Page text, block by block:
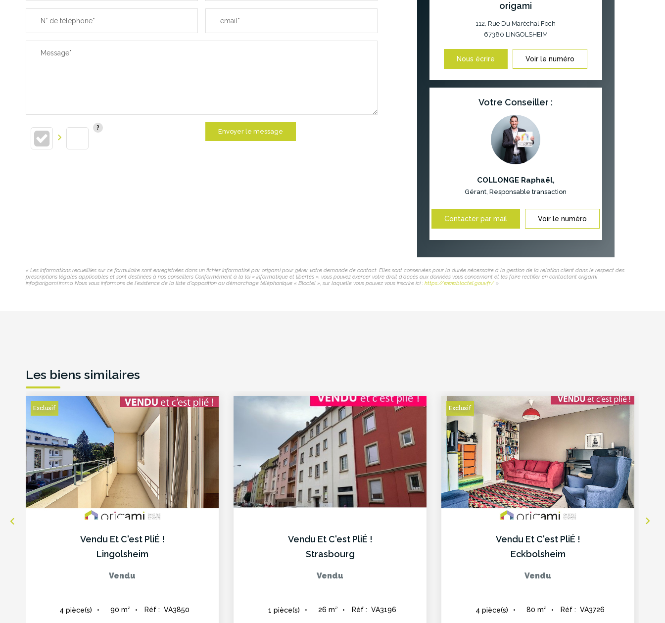
N° de téléphone* email*
Message*
Envoyer le message
origami
112, Rue Du Maréchal Foch
67380 LINGOLSHEIM
Nous écrire Voir le numéro
Votre Conseiller :
COLLONGE Raphaël,
Gérant, Responsable transaction
Contacter par mail Voir le numéro
« Les informations recueillies sur ce formulaire sont enregistrées dans un fichier informatisé par origami pour gérer votre demande de contact. Elles sont conservées pour la durée nécessaire à la gestion de la relation client dans le respect des
prescriptions légales applicables et sont destinées à nos conseillers Conformément à la loi « informatique et libertés », vous pouvez exercer votre droit d'accès aux données vous concernant et les faire rectifier en contactant origami
info@origami.immo. Nous vous informons de l'existence de la liste d'opposition au démarchage téléphonique « Bloctel », sur laquelle vous pouvez vous inscrire ici : https://www.bloctel.gouv.fr/ »
Les biens similaires
Exclusif
Vendu Et C'est PliÉ !
Lingolsheim
Vendu
4 pièce(s) 90 m² Réf : VA3850
Vendu Et C'est PliÉ !
Strasbourg
Vendu
1 pièce(s) 26 m² Réf : VA3196
Exclusif
Vendu Et C'est PliÉ !
Eckbolsheim
Vendu
4 pièce(s) 80 m² Réf : VA3726